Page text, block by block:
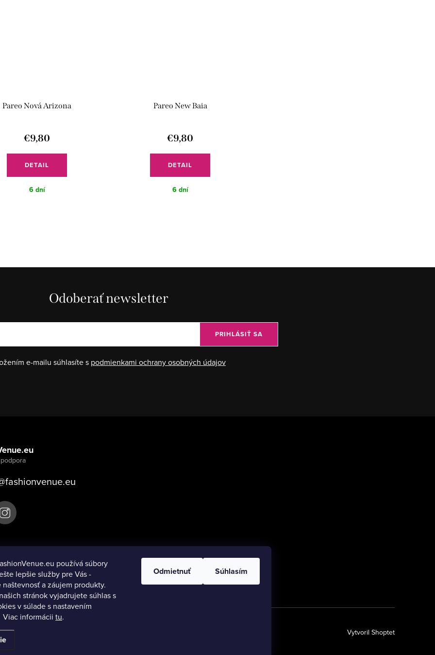
používá súbory
lepšie služby pre Vás -
a záujem produkty.
stránok vyjadrujete súhlas s
v súlade s nastavením
Viac informácii tu.
Odmietnuť Súhlasím
Pareo Nová Arizona
€9,80
DETAIL
6 dní
Pareo New Baia
€9,80
DETAIL
6 dní
Odoberať newsletter
e-mailu súhlasíte s podmienkami ochrany osobných údajov
PRIHLÁSIŤ SA
fashionvenue.eu
Vytvoril Shoptet
Upraviť nastavenie cookies